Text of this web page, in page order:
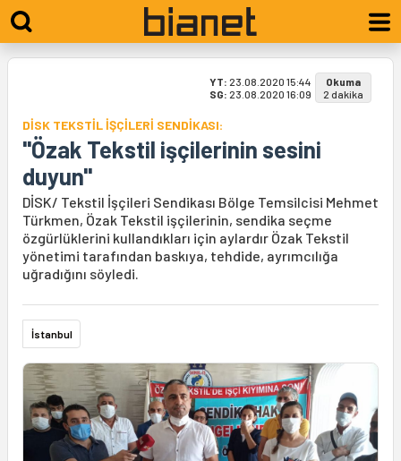
YT: 23.08.2020 15:44
SG: 23.08.2020 16:09
Okuma
2 dakika
DİSK TEKSTİL İŞÇİLERİ SENDİKASI:
"Özak Tekstil işçilerinin sesini
duyun"
DİSK/ Tekstil İşçileri Sendikası Bölge Temsilcisi Mehmet
Türkmen, Özak Tekstil işçilerinin, sendika seçme
özgürlüklerini kullandıkları için aylardır Özak Tekstil
yönetimi tarafından baskıya, tehdide, ayrımcılığa
uğradığını söyledi.
İstanbul